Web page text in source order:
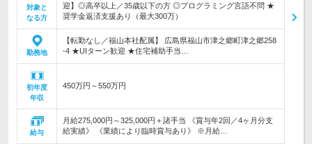
対象と
なる方
迎】◎高卒以上／35歳以下の方 ◎プログラミング言語不問 ★
奨学金返済支援あり（最大300万）
勤務地
【転勤なし／福山本社配属】 広島県福山市津之郷町津之郷258
-4 ★UIターン歓迎 ★住宅補助手当…
初年度
年収
450万円～550万円
給与
月給275,000円～325,000円＋諸手当 《賞与年2回／4ヶ月分支
給実績》 《業績により臨時賞与あり》 ※月給…